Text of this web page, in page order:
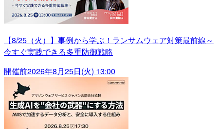
【8/25（火）】事例から学ぶ！ランサムウェア対策最前線～
今すぐ実践できる多重防御戦略
開催前2026年8月25日(火) 13:00